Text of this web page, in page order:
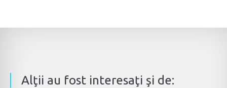
Alţii au fost interesaţi şi de: